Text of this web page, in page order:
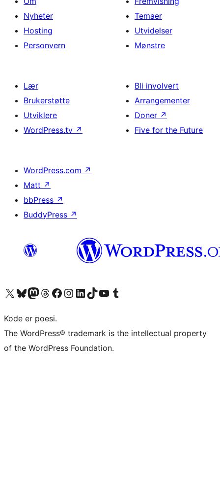
Nyheter
Hosting
Personvern
Temaer
Utvidelser
Mønstre
Lær
Brukerstøtte
Utviklere
WordPress.tv ↗
Bli involvert
Arrangementer
Doner ↗
Five for the Future
WordPress.com ↗
Matt ↗
bbPress ↗
BuddyPress ↗
Besøk vår konto på X Visit our Bluesky account
Besøk vår Mastodon-konto
Visit our Threads account
Besøk vår Facebook-sideBesøk vår Instagram-konto
Besøk vår LinkedIn-konto
Visit our TikTok account
Visit our YouTube channel
Visit our Tumblr account
Kode er poesi.
The WordPress® trademark is the intellectual property
of the WordPress Foundation.